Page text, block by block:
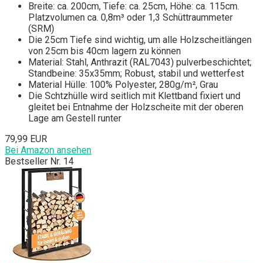
Breite: ca. 200cm, Tiefe: ca. 25cm, Höhe: ca. 115cm.
Platzvolumen ca. 0,8m³ oder 1,3 Schüttraummeter
(SRM)
Die 25cm Tiefe sind wichtig, um alle Holzscheitlängen
von 25cm bis 40cm lagern zu können
Material: Stahl, Anthrazit (RAL7043) pulverbeschichtet;
Standbeine: 35x35mm; Robust, stabil und wetterfest
Material Hülle: 100% Polyester, 280g/m², Grau
Die Schtzhülle wird seitlich mit Klettband fixiert und
gleitet bei Entnahme der Holzscheite mit der oberen
Lage am Gestell runter
79,99 EUR
Bei Amazon ansehen
Bestseller Nr. 14